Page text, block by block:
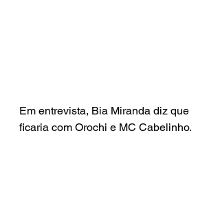
Em entrevista, Bia Miranda diz que
ficaria com Orochi e MC Cabelinho.